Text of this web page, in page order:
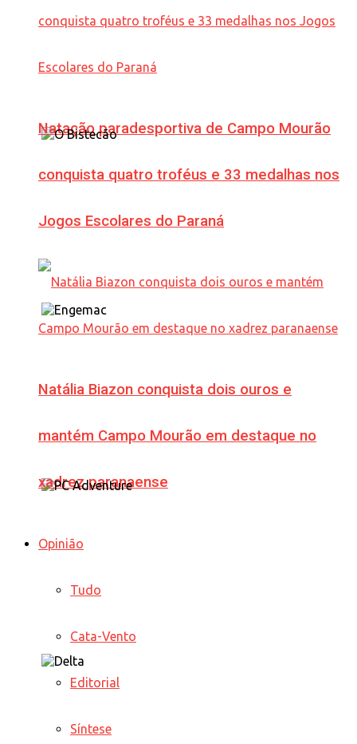
Natação paradesportiva de Campo Mourão
conquista quatro troféus e 33 medalhas nos
Jogos Escolares do Paraná
Natália Biazon conquista dois ouros e
mantém Campo Mourão em destaque no
xadrez paranaense
Opinião
Tudo
Cata-Vento
Editorial
Síntese